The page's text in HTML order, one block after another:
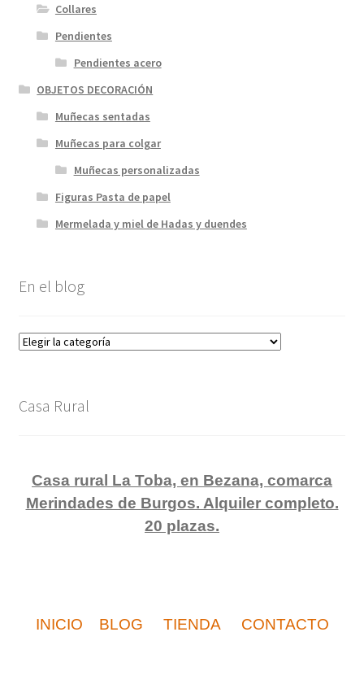
Collares
Pendientes
Pendientes acero
OBJETOS DECORACIÓN
Muñecas sentadas
Muñecas para colgar
Muñecas personalizadas
Figuras Pasta de papel
Mermelada y miel de Hadas y duendes
En el blog
En
Casa Rural
Casa rural La Toba, en Bezana, comarca
Merindades de Burgos. Alquiler completo.
20 plazas.
INICIO BLOG TIENDA CONTACTO